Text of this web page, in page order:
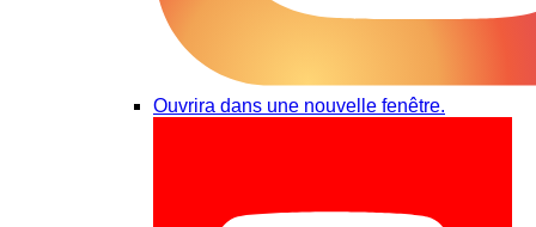
Ouvrira dans une nouvelle fenêtre.